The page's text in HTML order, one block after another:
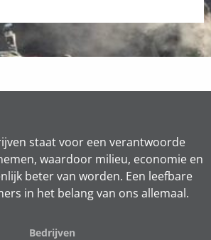
staat voor een verantwoorde
waardoor milieu, economie en
beter van worden. Een leefbare
in het belang van ons allemaal.
Bedrijven